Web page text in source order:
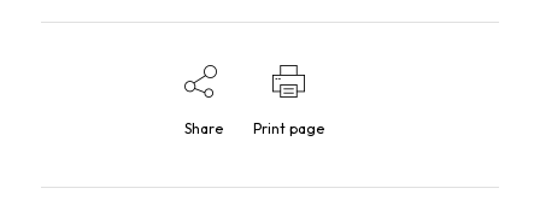
Share Print page